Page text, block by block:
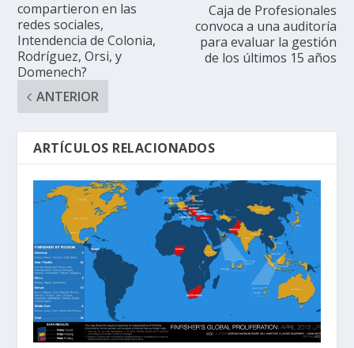
compartieron en las
redes sociales,
Intendencia de Colonia,
Rodríguez, Orsi, y
Domenech?
ANTERIOR
Caja de Profesionales
convoca a una auditoría
para evaluar la gestión
de los últimos 15 años
ARTÍCULOS RELACIONADOS